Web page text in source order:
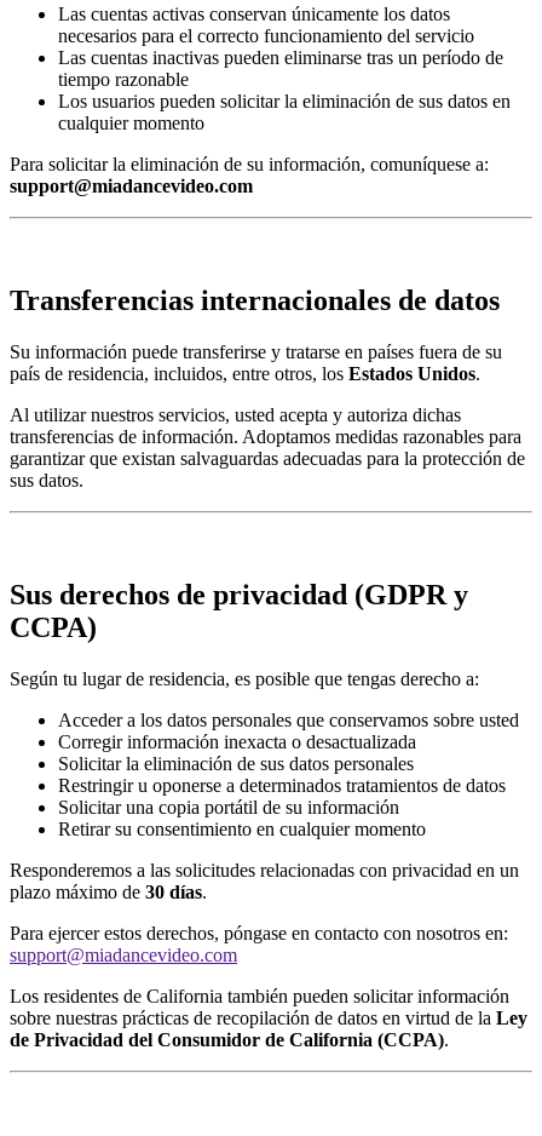
Las cuentas activas conservan únicamente los datos
necesarios para el correcto funcionamiento del servicio
Las cuentas inactivas pueden eliminarse tras un período de
tiempo razonable
Los usuarios pueden solicitar la eliminación de sus datos en
cualquier momento
Para solicitar la eliminación de su información, comuníquese a:
support@miadancevideo.com
Transferencias internacionales de datos
Su información puede transferirse y tratarse en países fuera de su
país de residencia, incluidos, entre otros, los Estados Unidos.
Al utilizar nuestros servicios, usted acepta y autoriza dichas
transferencias de información. Adoptamos medidas razonables para
garantizar que existan salvaguardas adecuadas para la protección de
sus datos.
Sus derechos de privacidad (GDPR y
CCPA)
Según tu lugar de residencia, es posible que tengas derecho a:
Acceder a los datos personales que conservamos sobre usted
Corregir información inexacta o desactualizada
Solicitar la eliminación de sus datos personales
Restringir u oponerse a determinados tratamientos de datos
Solicitar una copia portátil de su información
Retirar su consentimiento en cualquier momento
Responderemos a las solicitudes relacionadas con privacidad en un
plazo máximo de 30 días.
Para ejercer estos derechos, póngase en contacto con nosotros en:
support@miadancevideo.com
Los residentes de California también pueden solicitar información
sobre nuestras prácticas de recopilación de datos en virtud de la Ley
de Privacidad del Consumidor de California (CCPA).